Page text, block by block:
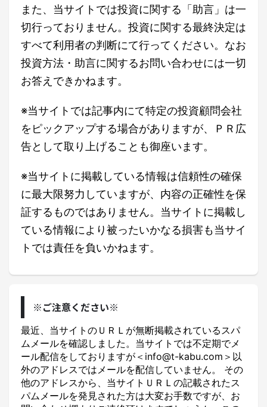
また、当サイトでは投資に関する「助言」は一
切行っておりません。投資に関する最終決定は
すべて利用者の判断にて行ってください。なお
投資方法・助言に関するお問い合わせには一切
お答えできかねます。
※当サイトでは記事内にて特定の投資顧問会社
をピックアップする場合がありますが、ＰＲ広
告として取り上げることも御座います。
※当サイトに掲載している情報は信頼性の確保
に最大限努力していますが、内容の正確性を保
証するものではありません。当サイトに掲載し
ている情報により被ったいかなる損害も当サイ
トでは責任を負いかねます。
※ご注意ください※
最近、当サイトのＵＲＬが無断掲載されているスパ
ムメールを確認しました。当サイトでは不定期でメ
ール配信をしておりますが＜info@t-kabu.com＞以
外のアドレスではメールを配信していません。 その
他のアドレスから、当サイトＵＲＬの記載されたス
パムメールを発見された方は大変お手数ですが、お